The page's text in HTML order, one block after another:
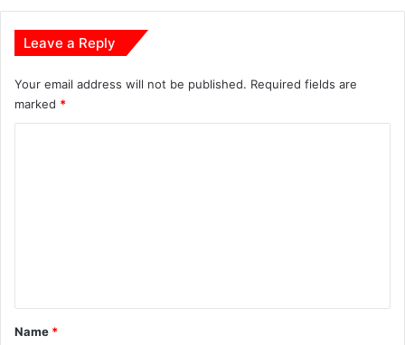
Leave a Reply
Your email address will not be published. Required fields are
marked *
*
Name *